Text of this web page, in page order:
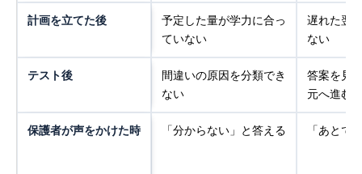
計画を立てた後
予定した量が学力に合っ
ていない
遅れた翌
ない
テスト後
間違いの原因を分類でき
ない
答案を見
元へ進む
保護者が声をかけた時 「分からない」と答える 「あとで